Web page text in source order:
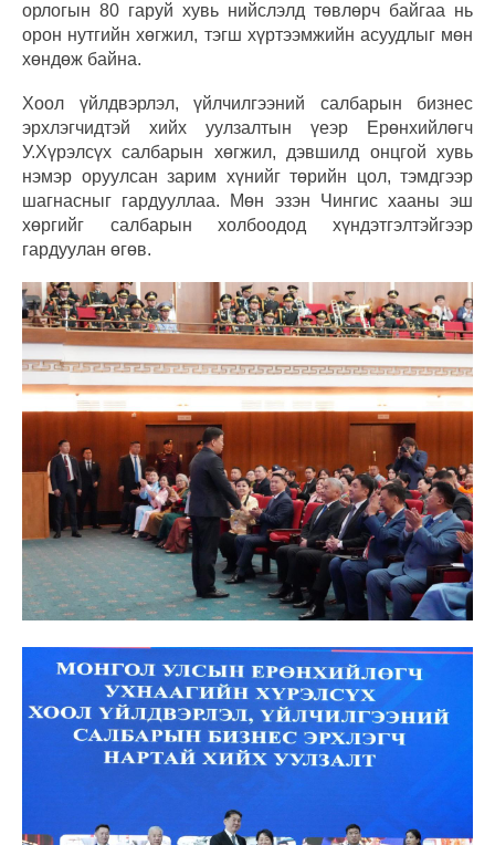
орлогын 80 гаруй хувь нийслэлд төвлөрч байгаа нь
орон нутгийн хөгжил, тэгш хүртээмжийн асуудлыг мөн
хөндөж байна.
Хоол үйлдвэрлэл, үйлчилгээний салбарын бизнес
эрхлэгчидтэй хийх уулзалтын үеэр Ерөнхийлөгч
У.Хүрэлсүх салбарын хөгжил, дэвшилд онцгой хувь
нэмэр оруулсан зарим хүнийг төрийн цол, тэмдгээр
шагнасныг гардууллаа. Мөн эзэн Чингис хааны эш
хөргийг салбарын холбоодод хүндэтгэлтэйгээр
гардуулан өгөв.